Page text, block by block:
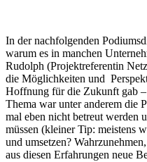
In der nachfolgenden
warum es in manchen
Rudolph (Projektreferentin
die Möglichkeiten und
Hoffnung für die Zukunft gab
Thema war unter anderem die
mal eben nicht betreut werden
müssen (kleiner Tip: meistens
und umsetzen?
aus diesen Erfahrungen neue